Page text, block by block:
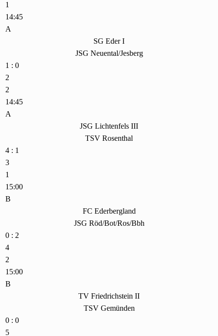
1
14:45
A
SG Eder I
JSG Neuental/Jesberg
1 : 0
2
2
14:45
A
JSG Lichtenfels III
TSV Rosenthal
4 : 1
3
1
15:00
B
FC Ederbergland
JSG Röd/Bot/Ros/Bbh
0 : 2
4
2
15:00
B
TV Friedrichstein II
TSV Gemünden
0 : 0
5